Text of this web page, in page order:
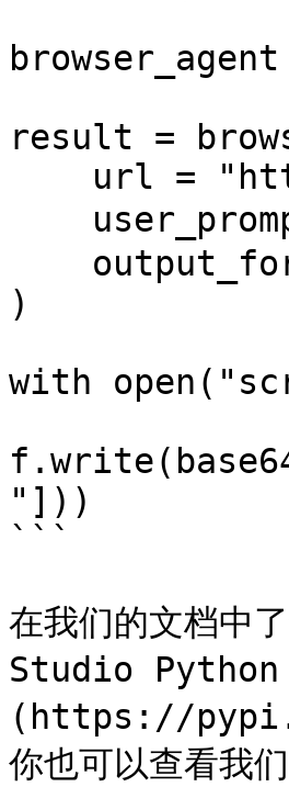
result =
)
with
"]))
```
在我们的文档
Studio Python
(https://
你也可以查看